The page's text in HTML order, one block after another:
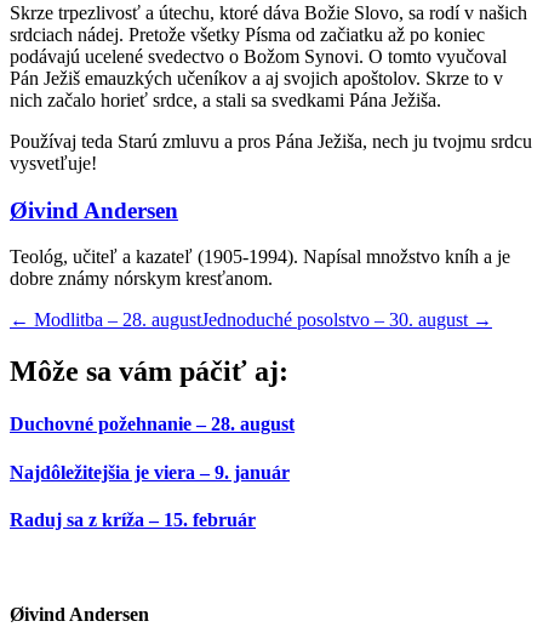
Skrze trpezlivosť a útechu, ktoré dáva Božie Slovo, sa rodí v našich
srdciach nádej. Pretože všetky Písma od začiatku až po koniec
podávajú ucelené svedectvo o Božom Synovi. O tomto vyučoval
Pán Ježiš emauzkých učeníkov a aj svojich apoštolov. Skrze to v
nich začalo horieť srdce, a stali sa svedkami Pána Ježiša.
Používaj teda Starú zmluvu a pros Pána Ježiša, nech ju tvojmu srdcu
vysvetľuje!
Øivind Andersen
Teológ, učiteľ a kazateľ (1905-1994). Napísal množstvo kníh a je
dobre známy nórskym kresťanom.
← Modlitba – 28. augustJednoduché posolstvo – 30. august →
Môže sa vám páčiť aj:
Duchovné požehnanie – 28. august
Najdôležitejšia je viera – 9. január
Raduj sa z kríža – 15. február
Øivind Andersen